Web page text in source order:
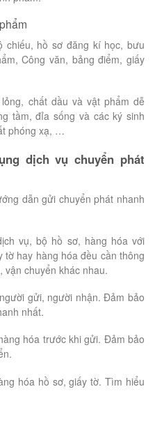
hồ sơ đăng kí học, bưu
Công văn, bảng điểm, giấy
chất dầu và vật phẩm dễ
tầm, đỉa sống và các ký sinh
phóng xạ, …
dịch vụ chuyển phát
dẫn gửi chuyển phát nhanh
vụ, bộ hồ sơ, hàng hóa với
tờ hay hàng hóa đều cần thông
vận chuyển khác nhau.
gửi, người nhận. Đảm bảo
nhất.
hóa trước khi gửi. Đảm bảo
hóa hồ sơ, giấy tờ. Tìm hiểu